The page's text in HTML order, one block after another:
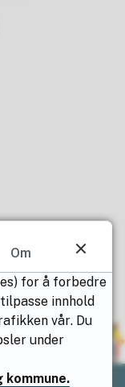
Om
for å forbedre
innhold
vår. Du
under
kommune.